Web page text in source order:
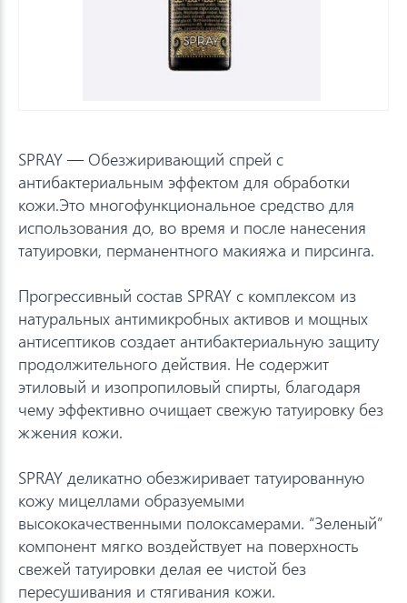
SPRAY — Обезжиривающий спрей с
антибактериальным эффектом для обработки
кожи.Это многофункциональное средство для
использования до, во время и после нанесения
татуировки, перманентного макияжа и пирсинга.
Прогрессивный состав SPRAY с комплексом из
натуральных антимикробных активов и мощных
антисептиков создает антибактериальную защиту
продолжительного действия. Не содержит
этиловый и изопропиловый спирты, благодаря
чему эффективно очищает свежую татуировку без
жжения кожи.
SPRAY деликатно обезжиривает татуированную
кожу мицеллами образуемыми
высококачественными полоксамерами. “Зеленый”
компонент мягко воздействует на поверхность
свежей татуировки делая ее чистой без
пересушивания и стягивания кожи.